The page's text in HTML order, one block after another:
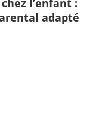
l’enfant :
adapté